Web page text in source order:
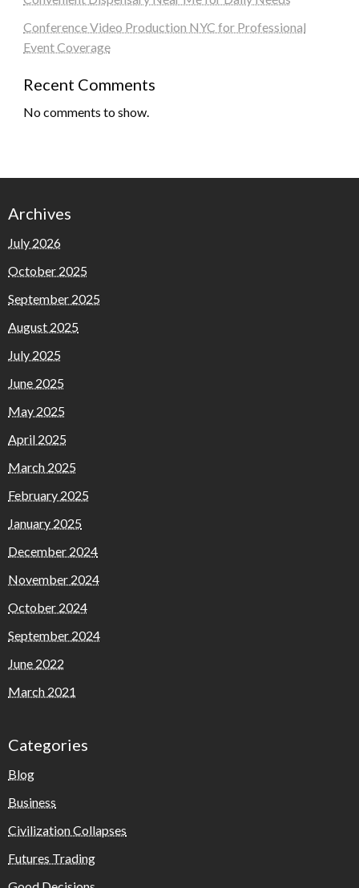
Conference Video Production NYC for Professional
Event Coverage
Recent Comments
No comments to show.
Archives
July 2026
October 2025
September 2025
August 2025
July 2025
June 2025
May 2025
April 2025
March 2025
February 2025
January 2025
December 2024
November 2024
October 2024
September 2024
June 2022
March 2021
Categories
Blog
Business
Civilization Collapses
Futures Trading